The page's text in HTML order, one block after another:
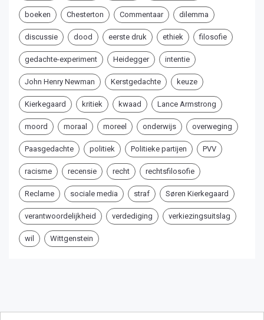
boeken Chesterton Commentaar dilemma
discussie dood eerste druk ethiek filosofie
gedachte-experiment Heidegger intentie
John Henry Newman Kerstgedachte keuze
Kierkegaard kritiek kwaad Lance Armstrong
moord moraal moreel onderwijs overweging
Paasgedachte politiek Politieke partijen PVV
racisme recensie recht rechtsfilosofie
Reclame sociale media straf Søren Kierkegaard
verantwoordelijkheid verdediging verkiezingsuitslag
wil Wittgenstein